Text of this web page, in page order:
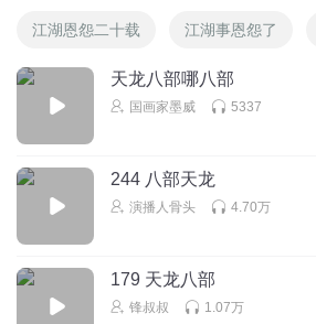
江湖恩怨二十载 江湖事恩怨了
天龙八部哪八部
国画家墨威 5337
244 八部天龙
演播人骨头 4.70万
179 天龙八部
锋叔叔 1.07万